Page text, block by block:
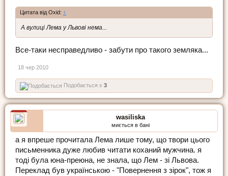
Цитата від Oxid: ↑
А вулиці Лема у Львові нема...
Все-таки несправедливо - забути про такого земляка...
18 чер 2010
Подобається x 3
wasiliska
миється в бані
а я впреше прочитала Лема лише тому, що твори цього
письменника дуже любив читати коханий мужчина. я
тоді була юна-преюна, не знала, що Лем - зі Львова.
Переклад був українською - "Повернення з зірок", тож я